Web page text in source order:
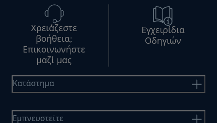
Χρειάζεστε
βοήθεια;
Επικοινωνήστε
μαζί μας
Εγχειρίδια
Οδηγιών
Κατάστημα
Εμπνευστείτε